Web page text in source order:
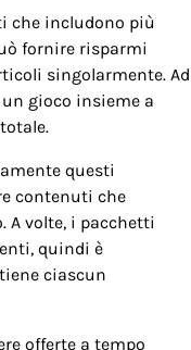
che includono più
fornire risparmi
singolarmente. Ad
gioco insieme a
questi
contenuti che
A volte, i pacchetti
quindi è
ciascun
offerte a tempo